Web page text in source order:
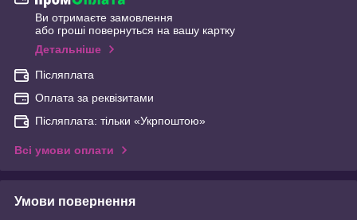
Ви отримаєте замовлення
або гроші повернуться на вашу картку
Детальніше
Післяплата
Оплата за реквізитами
Післяплата: тільки «Укрпоштою»
Всі умови оплати
Умови повернення